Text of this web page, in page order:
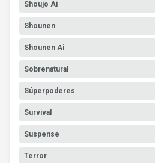
Shoujo Ai
Shounen
Shounen Ai
Sobrenatural
Súperpoderes
Survival
Suspense
Terror